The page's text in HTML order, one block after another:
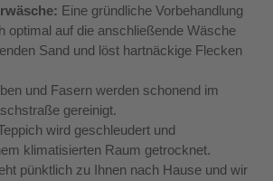
Eine gründliche Vorbehandlung
optimal auf die anschließende Wäsche
Sand und löst hartnäckige Flecken
und Fasern werden schonend im
gereinigt.
wird geschleudert und
klimatisierten Raum getrocknet.
pünktlich zu Ihnen nach Hause und wir